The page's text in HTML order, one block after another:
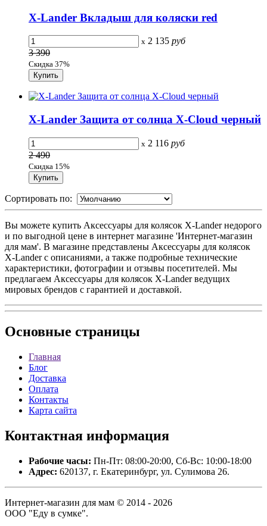
X-Lander Вкладыш для коляски red
x 2 135 руб
3 390
Скидка 37%
X-Lander Защита от солнца X-Cloud черный
x 2 116 руб
2 490
Скидка 15%
Сортировать по:
Вы можете купить Аксессуары для колясок X-Lander недорого
и по выгодной цене в интернет магазине 'Интернет-магазин
для мам'. В магазине представлены Аксессуары для колясок
X-Lander с описаниями, а также подробные технические
характеристики, фотографии и отзывы посетителей. Мы
предлагаем Аксессуары для колясок X-Lander ведущих
мировых брендов с гарантией и доставкой.
Основные страницы
Главная
Блог
Доставка
Оплата
Контакты
Карта сайта
Контактная информация
Рабочие часы: Пн-Пт: 08:00-20:00, Сб-Вс: 10:00-18:00
Адрес: 620137, г. Екатеринбург, ул. Сулимова 26.
Интернет-магазин для мам © 2014 - 2026
ООО "Еду в сумке".